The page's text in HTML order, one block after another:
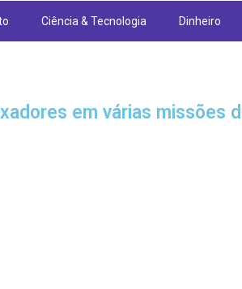
Ciência & Tecnologia Dinheiro
em várias missões